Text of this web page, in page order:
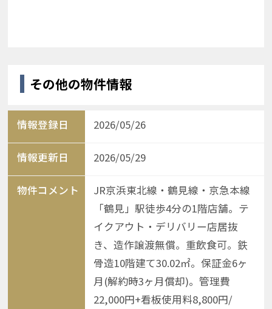
その他の物件情報
情報登録日 2026/05/26
情報更新日 2026/05/29
物件コメント
JR京浜東北線・鶴見線・京急本線
「鶴見」駅徒歩4分の1階店舗。テ
イクアウト・デリバリー店居抜
き、造作譲渡無償。重飲食可。鉄
骨造10階建て30.02㎡。保証金6ヶ
月(解約時3ヶ月償却)。管理費
22,000円+看板使用料8,800円/